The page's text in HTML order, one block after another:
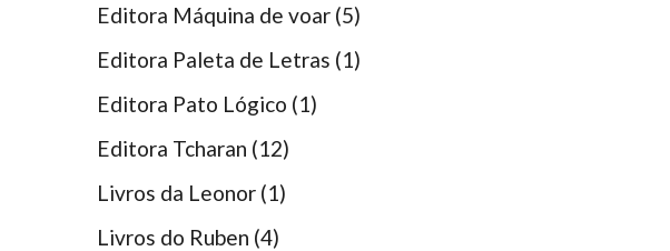
Editora Máquina de voar (5)
Editora Paleta de Letras (1)
Editora Pato Lógico (1)
Editora Tcharan (12)
Livros da Leonor (1)
Livros do Ruben (4)